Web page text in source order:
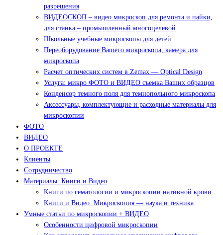
разрешения
ВИДЕОСКОП – видео микроскоп для ремонта и пайки,
для станка – промышленный многоцелевой
Школьные учебные микроскопы для детей
Переоборудование Вашего микроскопа, камера для
микроскопа
Расчет оптических систем в Zemax — Optical Design
Услуга: микро ФОТО и ВИДЕО съемка Ваших образцов
Конденсор темного поля для темнопольного микроскопа
Аксессуары, комплектующие и расходные материалы для
микроскопии
ФОТО
ВИДЕО
О ПРОЕКТЕ
Клиенты
Сотрудничество
Материалы: Книги и Видео
Книги по гематологии и микроскопии нативной крови
Книги и Видео: Микроскопия — наука и техника
Умные статьи по микроскопии + ВИДЕО
Особенности цифровой микроскопии